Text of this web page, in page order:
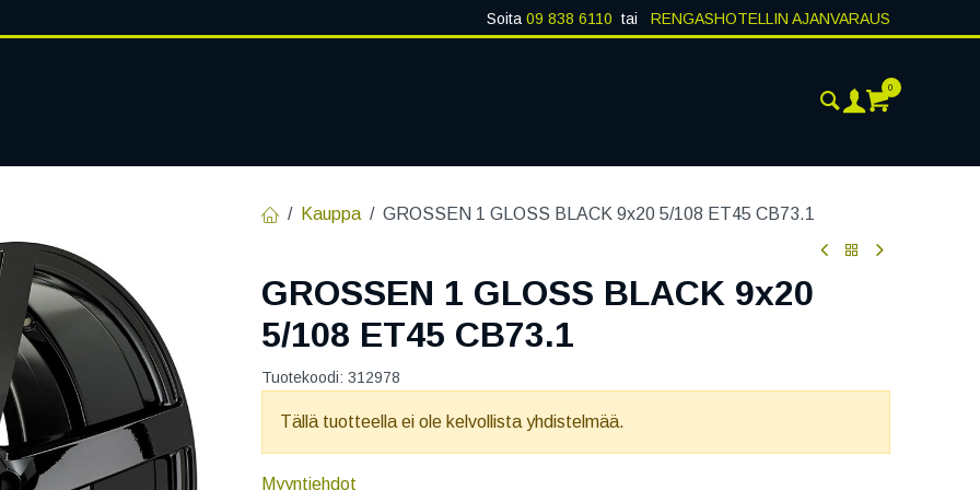
Soita 09 838 6110 tai RENGASHOTELLIN AJANVARAUS
0
Kauppa GROSSEN 1 GLOSS BLACK 9x20 5/108 ET45 CB73.1
GROSSEN 1 GLOSS BLACK 9x20
5/108 ET45 CB73.1
Tuotekoodi: 312978
Tällä tuotteella ei ole kelvollista yhdistelmää.
Myyntiehdot